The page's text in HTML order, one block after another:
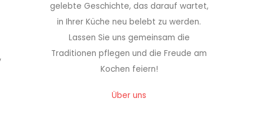
gelebte Geschichte, das darauf wartet,
in Ihrer Küche neu belebt zu werden.
Lassen Sie uns gemeinsam die
Traditionen pflegen und die Freude am
Kochen feiern!
Über uns